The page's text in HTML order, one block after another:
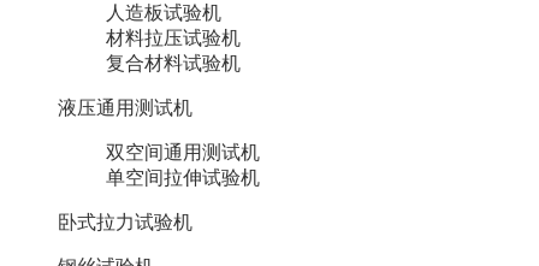
人造板试验机
材料拉压试验机
复合材料试验机
液压通用测试机
双空间通用测试机
单空间拉伸试验机
卧式拉力试验机